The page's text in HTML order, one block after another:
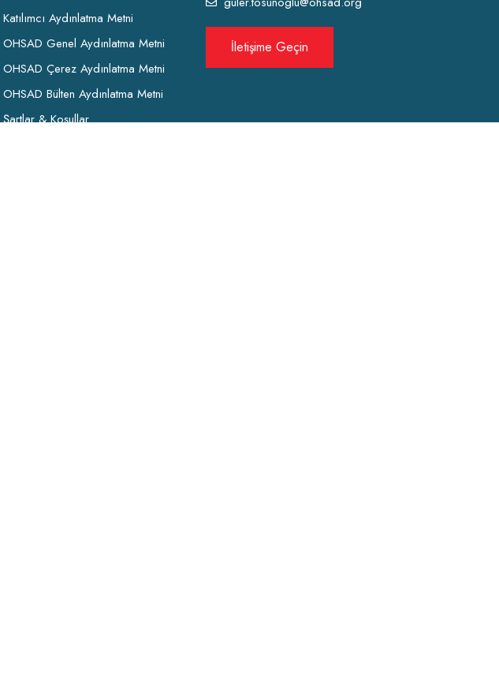
Katılımcı Aydınlatma Metni
OHSAD Genel Aydınlatma Metni
OHSAD Çerez Aydınlatma Metni
OHSAD Bülten Aydınlatma Metni
Şartlar & Koşullar
İletişime Geçin